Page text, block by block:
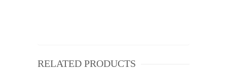
RELATED PRODUCTS